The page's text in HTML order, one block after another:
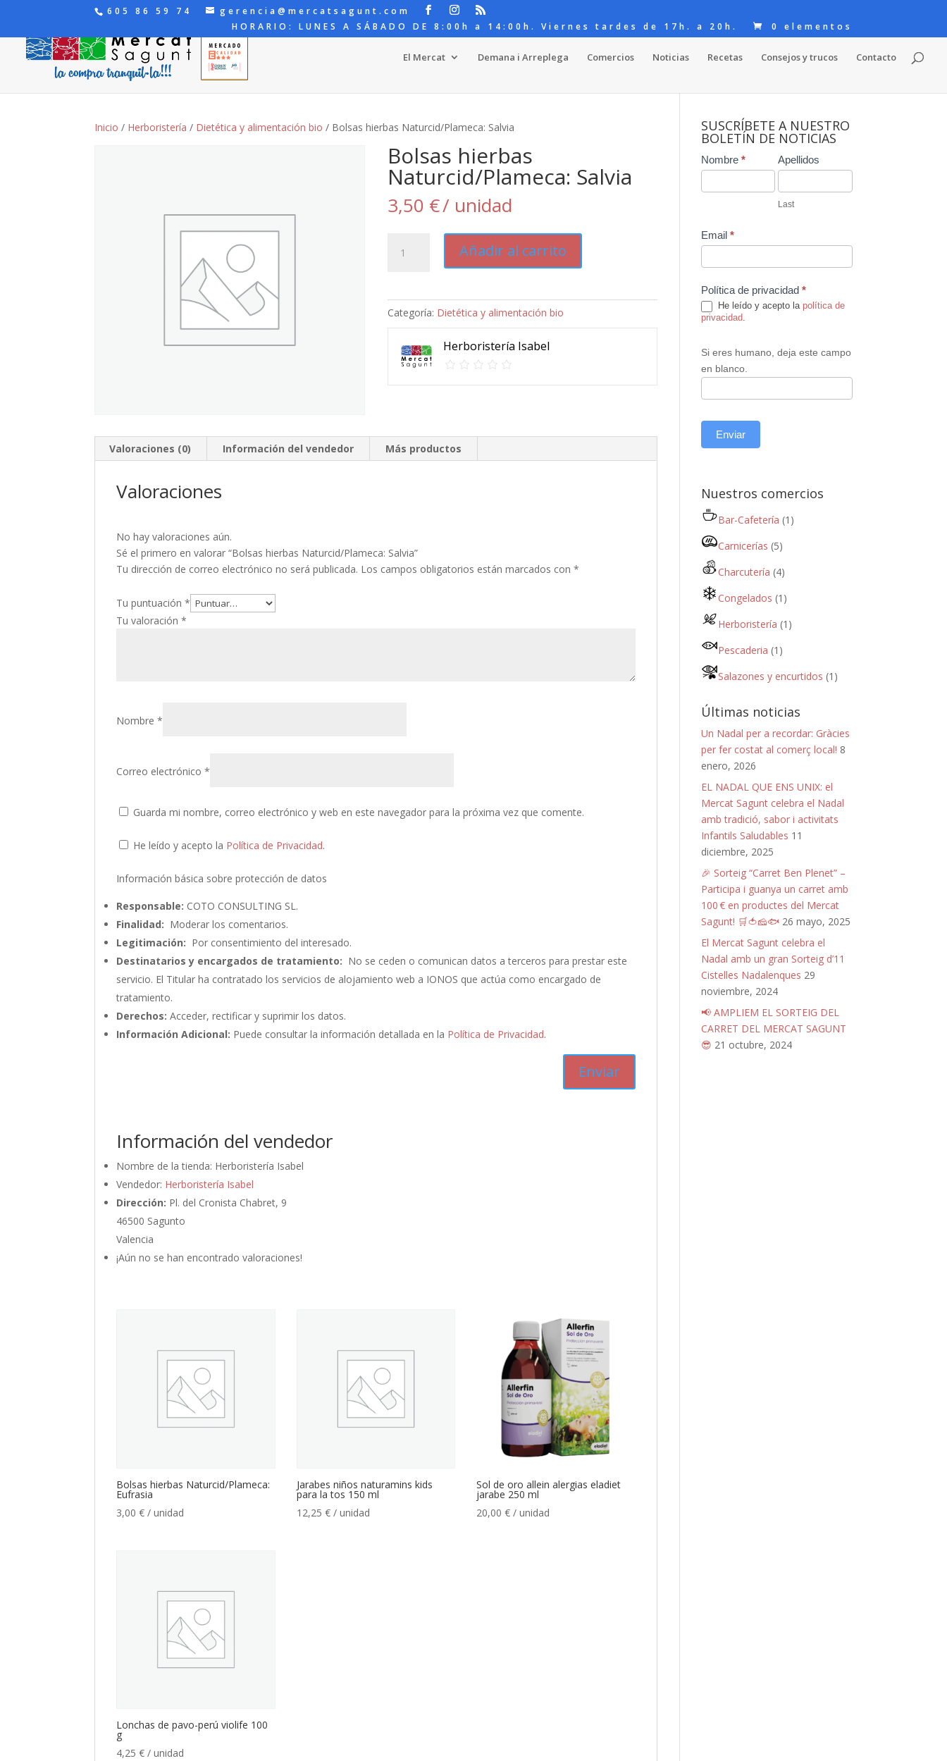
605 86 59 74
gerencia@mercatsagunt.com
HORARIO: LUNES A SÁBADO DE 8:00h a 14:00h. Viernes tardes de 17h. a 20h.
0 elementos
El Mercat Demana i Arreplega Comercios Noticias Recetas Consejos y trucos Contacto
Inicio / Herboristería / Dietética y alimentación bio / Bolsas hierbas Naturcid/Plameca: Salvia
Bolsas hierbas
Naturcid/Plameca: Salvia
3,50 €/ unidad
hierbas
Naturcid/Plameca:
cantidad
Añadir al carrito
Categoría: Dietética y alimentación bio
Herboristería Isabel
Valoraciones (0) Información del vendedor Más productos
Valoraciones
No hay valoraciones aún.
Sé el primero en valorar “Bolsas hierbas Naturcid/Plameca: Salvia”
Tu dirección de correo electrónico no será publicada. Los campos obligatorios están marcados con*
Tu puntuación*
Tu valoración*
Nombre*
Correo electrónico*
Guarda mi nombre, correo electrónico y web en este navegador para la próxima vez que comente.
He leído y acepto la Política de Privacidad.
Información básica sobre protección de datos
Responsable: COTO CONSULTING SL.
Finalidad: Moderar los comentarios.
Legitimación: Por consentimiento del interesado.
Destinatarios y encargados de tratamiento: No se ceden o comunican datos a terceros para prestar este
servicio. El Titular ha contratado los servicios de alojamiento web a IONOS que actúa como encargado de
tratamiento.
Derechos: Acceder, rectificar y suprimir los datos.
Información Adicional: Puede consultar la información detallada en la Política de Privacidad.
Información del vendedor
Nombre de la tienda: Herboristería Isabel
Vendedor: Herboristería Isabel
Dirección: Pl. del Cronista Chabret, 9
46500 Sagunto
Valencia
¡Aún no se han encontrado valoraciones!
Bolsas hierbas Naturcid/Plameca:
Eufrasia
3,00€ / unidad
Jarabes niños naturamins kids
para la tos 150 ml
12,25 € / unidad
Sol de oro allein alergias eladiet
jarabe 250 ml
20,00€ / unidad
Lonchas de pavo-perú violife 100
g
4,25€ / unidad
SUSCRÍBETE A NUESTRO
BOLETÍN DE NOTICIAS
Contact
Us
Nombre * Apellidos
Last
Email *
Política de privacidad *
He leído y acepto la política de
privacidad.
Si eres humano, deja este campo
en blanco.
Enviar
Nuestros comercios
Bar-Cafetería (1)
Carnicerías (5)
Charcutería (4)
Congelados (1)
Herboristería (1)
Pescaderia (1)
Salazones y encurtidos (1)
Últimas noticias
Un Nadal per a recordar: Gràcies
per fer costat al comerç local! 8
enero, 2026
EL NADAL QUE ENS UNIX: el
Mercat Sagunt celebra el Nadal
amb tradició, sabor i activitats
Infantils Saludables 11
diciembre, 2025
🎉 Sorteig “Carret Ben Plenet” –
Participa i guanya un carret amb
100 € en productes del Mercat
Sagunt! 🛒🍅🧀🐟 26 mayo, 2025
El Mercat Sagunt celebra el
Nadal amb un gran Sorteig d’11
Cistelles Nadalenques 29
noviembre, 2024
📢 AMPLIEM EL SORTEIG DEL
CARRET DEL MERCAT SAGUNT
😎 21 octubre, 2024